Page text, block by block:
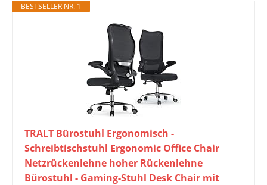
BESTSELLER NR. 1
TRALT Bürostuhl Ergonomisch -
Schreibtischstuhl Ergonomic Office Chair
Netzrückenlehne hoher Rückenlehne
Bürostuhl - Gaming-Stuhl Desk Chair mit